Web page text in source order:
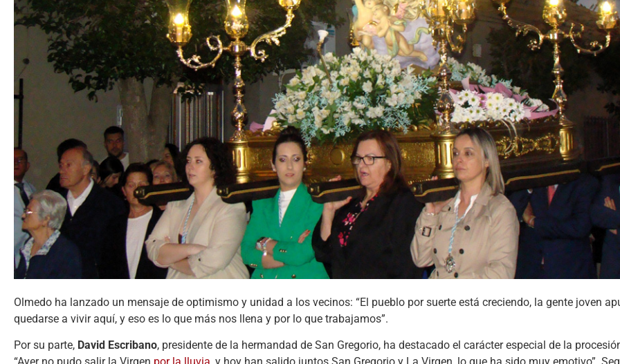
Olmedo ha lanzado un mensaje de optimismo y unidad a los vecinos: “El pueblo por suerte está creciendo, la gente joven
quedarse a vivir aquí, y eso es lo que más nos llena y por lo que trabajamos”.
Por su parte, David Escribano, presidente de la hermandad de San Gregorio, ha destacado el carácter especial de la